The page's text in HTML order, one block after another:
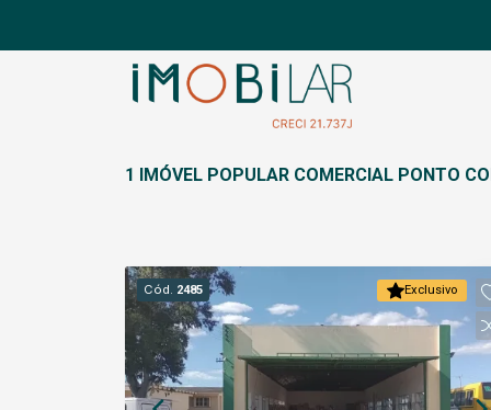
1 IMÓVEL POPULAR COMERCIAL PONTO
Exclusivo
Cód. 2485